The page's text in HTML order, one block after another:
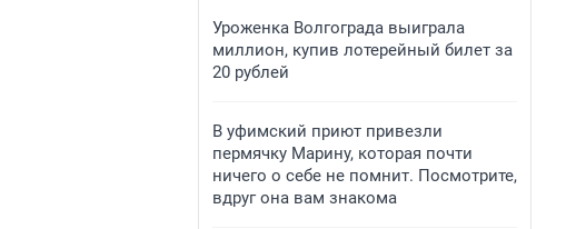
Уроженка Волгограда выиграла
миллион, купив лотерейный билет за
20 рублей
В уфимский приют привезли
пермячку Марину, которая почти
ничего о себе не помнит. Посмотрите,
вдруг она вам знакома